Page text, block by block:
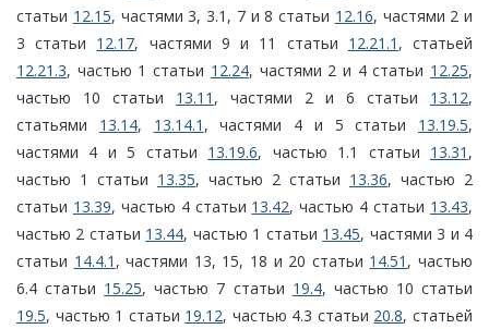
статьи 12.15, частями 3, 3.1, 7 и 8 статьи 12.16, частями 2 и
3 статьи 12.17, частями 9 и 11 статьи 12.21.1 , статьей
12.21.3, частью 1 статьи 12.24, частями 2 и 4 статьи 12.25,
частью 10 статьи 13.11 , частями 2 и 6 статьи 13.12,
статьями 13.14, 13.14.1 , частями 4 и 5 статьи 13.19.5,
частями 4 и 5 статьи 13.19.6, частью 1.1 статьи 13.31 ,
частью 1 статьи 13.35, частью 2 статьи 13.36, частью 2
статьи 13.39, частью 4 статьи 13.42, частью 4 статьи 13.43,
частью 2 статьи 13.44, частью 1 статьи 13.45, частями 3 и 4
статьи 14.4.1 , частями 13, 15, 18 и 20 статьи 14.51 , частью
6.4 статьи 15.25, частью 7 статьи 19.4, частью 10 статьи
19.5, частью 1 статьи 19.12, частью 4.3 статьи 20.8, статьей